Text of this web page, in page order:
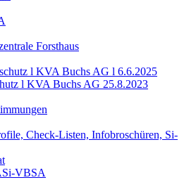
Forsthaus
l KVA Buchs AG l 6.6.2025
l KVA Buchs AG 25.8.2023
Check-Listen, Infobroschüren, Si-
VBSA